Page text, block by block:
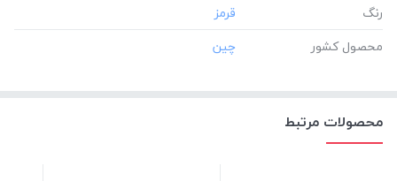
رنگ
محصول کشور
محصولات مرتبط